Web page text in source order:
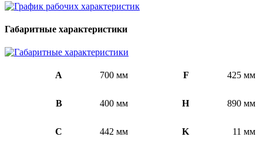
Габаритные характеристики
A 700 мм F 425 мм
B 400 мм H 890 мм
C 442 мм K 11 мм